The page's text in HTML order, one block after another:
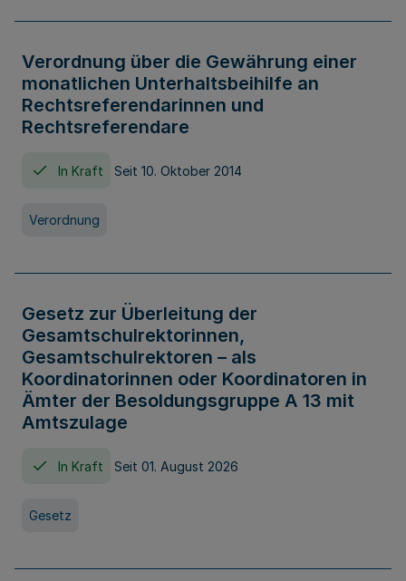
Verordnung über die Gewährung einer
monatlichen Unterhaltsbeihilfe an
Rechtsreferendarinnen und
Rechtsreferendare
In Kraft Seit 10. Oktober 2014
Verordnung
Gesetz zur Überleitung der
Gesamtschulrektorinnen,
Gesamtschulrektoren – als
Koordinatorinnen oder Koordinatoren in
Ämter der Besoldungsgruppe A 13 mit
Amtszulage
In Kraft Seit 01. August 2026
Gesetz